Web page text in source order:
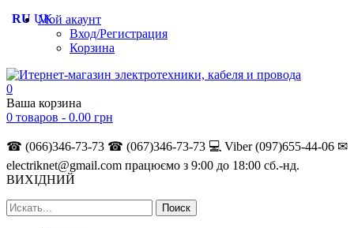
Мой акаунт
Вход/Регистрация
Корзина
0
Ваша корзина
0 товаров - 0.00 грн
☎ (066)346-73-73 ☎ (067)346-73-73 💻 Viber (097)655-44-06 ✉
electriknet@gmail.com працюємо з 9:00 до 18:00 сб.-нд.
ВИХІДНИЙ
RU UK